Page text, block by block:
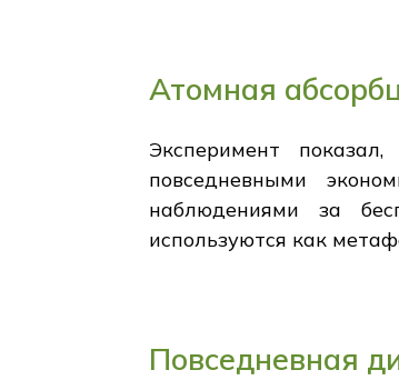
Атомная
Эксперимент
повседневными
наблюдениями за
используются как
Повседневная